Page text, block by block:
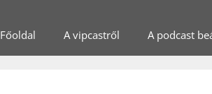
Főoldal A vipcastről A podcast